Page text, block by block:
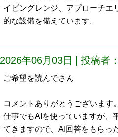
イビングレンジ、アプローチエ
的な設備を備えています。
2026年06月03日 | 投稿者
ご希望を読んでさん
コメントありがとうございます
仕事でもAIを使っていますが、
てきますので、AI回答をもらっ